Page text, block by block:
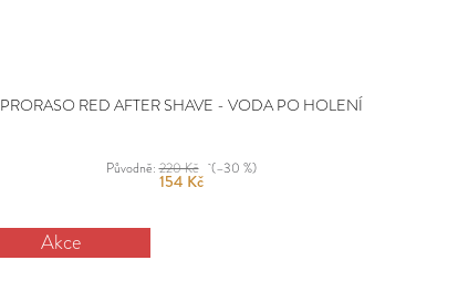
PRORASO RED AFTER SHAVE - VODA PO HOLENÍ
Původně:220 Kč (–30 %)
154 Kč
Akce